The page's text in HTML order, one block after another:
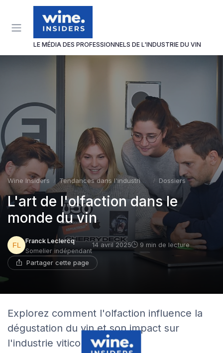
LE MÉDIA DES PROFESSIONNELS DE L'INDUSTRIE DU VIN
Wine Insiders Tendances dans l'industrie du vin Dossiers
L'art de l'olfaction dans le
monde du vin
Franck Leclercq
Somelier indépendant
14 avril 2025 9 min de lecture
Partager cette page
Explorez comment l'olfaction influence la
dégustation du vin et son impact sur
l'industrie viticole.
Panneau de gestion des cookies